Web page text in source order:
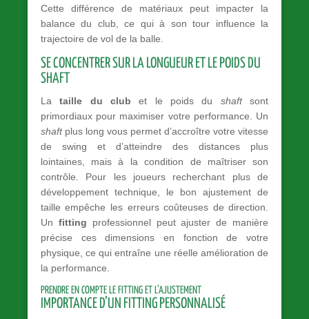
Cette différence de matériaux peut impacter la
balance du club, ce qui à son tour influence la
trajectoire de vol de la balle.
SE CONCENTRER SUR LA LONGUEUR ET LE POIDS DU
SHAFT
Lataille du club et le poids du shaftsont
primordiaux pour maximiser votre performance. Un
shaftplus long vous permet d’accroître votre vitesse
de swing et d’atteindre des distances plus
lointaines, mais à la condition de maîtriser son
contrôle. Pour les joueurs recherchant plus de
développement technique, le bon ajustement de
taille empêche les erreurs coûteuses de direction.
Un fitting professionnel peut ajuster de manière
précise ces dimensions en fonction de votre
physique, ce qui entraîne une réelle amélioration de
la performance.
PRENDRE EN COMPTE LE FITTING ET L’AJUSTEMENT
IMPORTANCE D’UN FITTING PERSONNALISÉ